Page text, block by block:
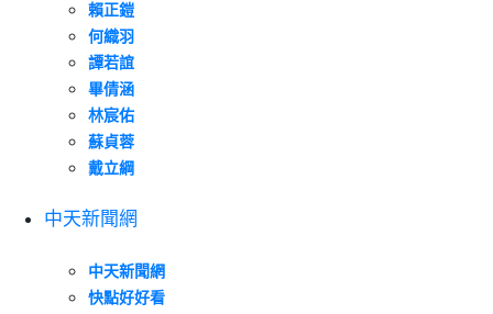
賴正鎧
何織羽
譚若誼
畢倩涵
林宸佑
蘇貞蓉
戴立綱
中天新聞網
中天新聞網
快點好好看